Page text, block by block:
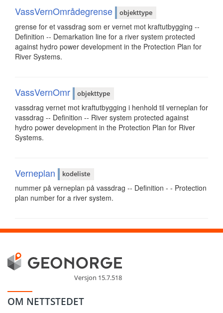
VassVernOmrådegrense objekttype
grense for et vassdrag som er vernet mot kraftutbygging --
Definition -- Demarkation line for a river system protected
against hydro power development in the Protection Plan for
River Systems.
VassVernOmr objekttype
vassdrag vernet mot kraftutbygging i henhold til verneplan for
vassdrag -- Definition -- River system protected against
hydro power development in the Protection Plan for River
Systems.
Verneplan kodeliste
nummer på verneplan på vassdrag -- Definition - - Protection
plan number for a river system.